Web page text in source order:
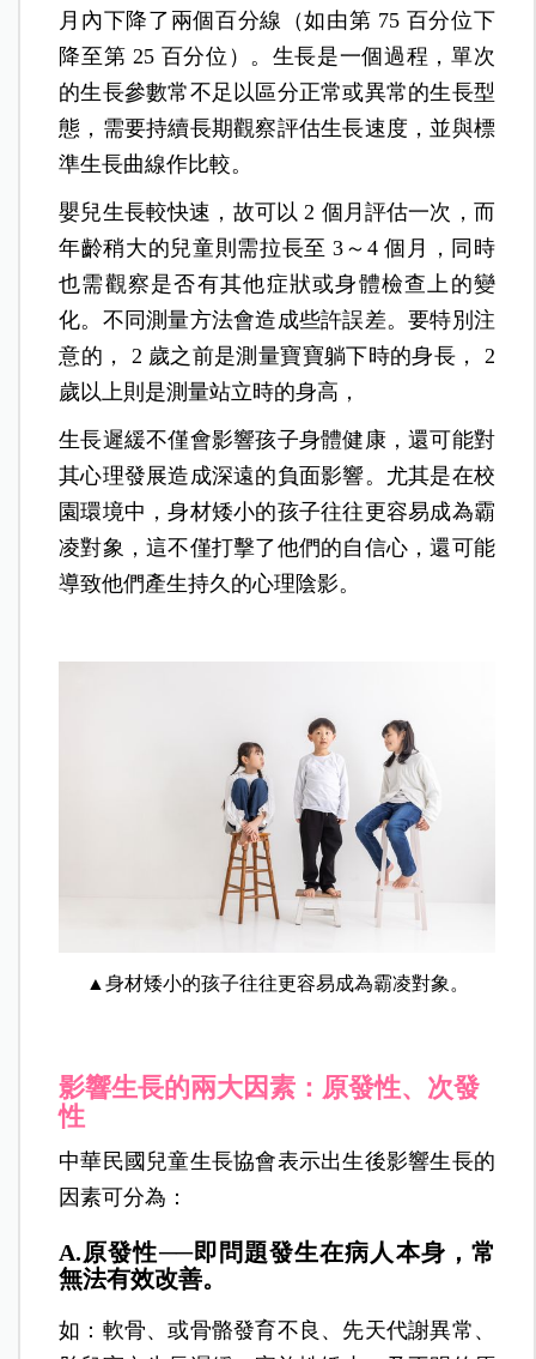
月內下降了兩個百分線（如由第 75 百分位下
降至第 25 百分位）。生長是一個過程，單次
的生長參數常不足以區分正常或異常的生長型
態，需要持續長期觀察評估生長速度，並與標
準生長曲線作比較。
嬰兒生長較快速，故可以 2 個月評估一次，而
年齡稍大的兒童則需拉長至 3～4 個月，同時
也需觀察是否有其他症狀或身體檢查上的變
化。不同測量方法會造成些許誤差。要特別注
意的， 2 歲之前是測量寶寶躺下時的身長， 2
歲以上則是測量站立時的身高，
生長遲緩不僅會影響孩子身體健康，還可能對
其心理發展造成深遠的負面影響。尤其是在校
園環境中，身材矮小的孩子往往更容易成為霸
凌對象，這不僅打擊了他們的自信心，還可能
導致他們產生持久的心理陰影。
▲身材矮小的孩子往往更容易成為霸凌對象。
影響生長的兩大因素：原發性、次發
性
中華民國兒童生長協會表示出生後影響生長的
因素可分為：
A.原發性──即問題發生在病人本身，常
無法有效改善。
如：軟骨、或骨骼發育不良、先天代謝異常、